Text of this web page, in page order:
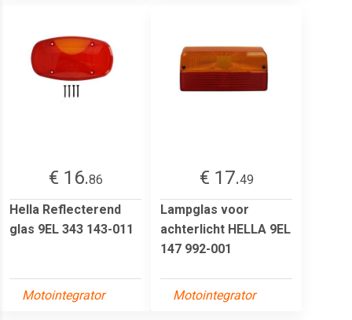
€ 16.86
Hella Reflecterend
glas 9EL 343 143-011
Motointegrator
€ 17.49
Lampglas voor
achterlicht HELLA 9EL
147 992-001
Motointegrator